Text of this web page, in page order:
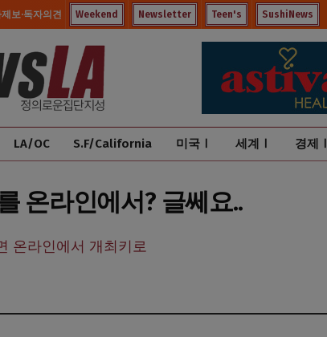
보·독자의견 Weekend Newsletter Teen's SushiNews
LA/OC S.F/California 미국Ⅰ 세계Ⅰ 경제Ⅰ
온라인에서? 글쎄요..
온라인에서 개최키로